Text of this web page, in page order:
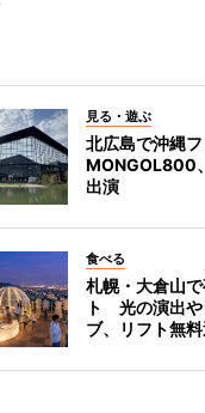
見る・遊ぶ
北広島で沖縄
MONGOL800
出演
食べる
札幌・大倉山
ト 光の演出や
ブ、リフト無